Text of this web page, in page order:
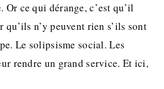
ce qui dérange, c’est qu’il
qu’ils n’y peuvent rien s’ils sont
Le solipsisme social. Les
rendre un grand service. Et ici,